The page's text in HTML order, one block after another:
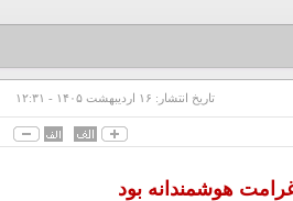
تاریخ انتشار: ۱۶ ارديبهشت ۱۴۰۵ - ۱۲:۳۱
هوشمندانه بود